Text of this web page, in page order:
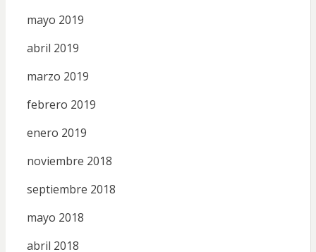
mayo 2019
abril 2019
marzo 2019
febrero 2019
enero 2019
noviembre 2018
septiembre 2018
mayo 2018
abril 2018